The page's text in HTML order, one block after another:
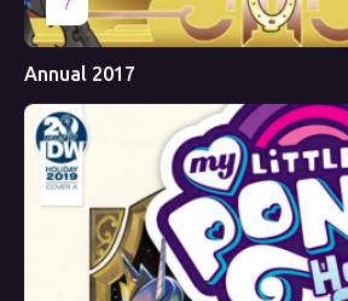
7
Annual 2017